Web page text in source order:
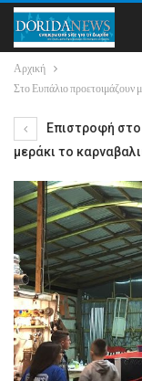
Αρχική
Στο Ευπάλιο προετοιμάζουν
Επιστροφή
μεράκι το